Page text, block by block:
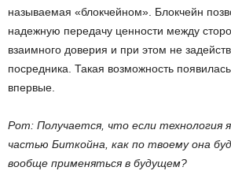
называемая «блокчейном». Блокчейн
надежную передачу ценности между
взаимного доверия и при этом не
посредника. Такая возможность
впервые.
Рот: Получается, что если технология
частью Биткойна, как по твоему она
вообще применяться в будущем?